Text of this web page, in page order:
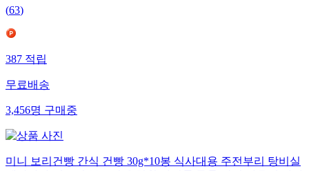
(63)
387적립
무료배송
3,456명구매중
미니 보리건빵 간식 건빵 30g*10봉 식사대용 주전부리 탕비실